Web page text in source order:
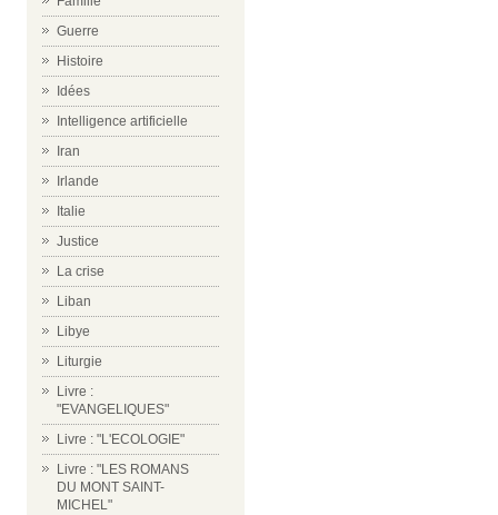
Guerre
Histoire
Idées
Intelligence artificielle
Iran
Irlande
Italie
Justice
La crise
Liban
Libye
Liturgie
Livre :
"EVANGELIQUES"
Livre : "L'ECOLOGIE"
Livre : "LES ROMANS
DU MONT SAINT-
MICHEL"